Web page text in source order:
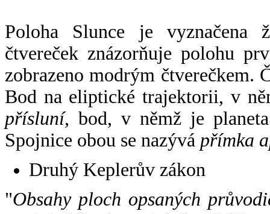
Poloha Slunce je vyznačena
čtvereček znázorňuje polohu
zobrazeno modrým čtverečkem.
Bod na eliptické trajektorii, v
přísluní, bod, v němž je
Spojnice obou se nazývá přímka
Druhý Keplerův zákon
"Obsahy ploch opsaných